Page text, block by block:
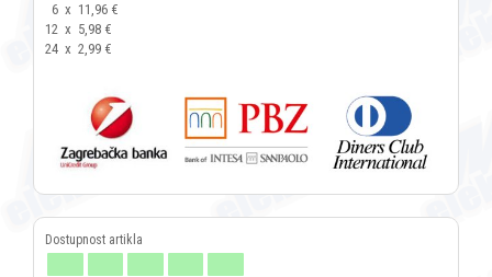
6 x 11,96 €
12 x 5,98 €
24 x 2,99 €